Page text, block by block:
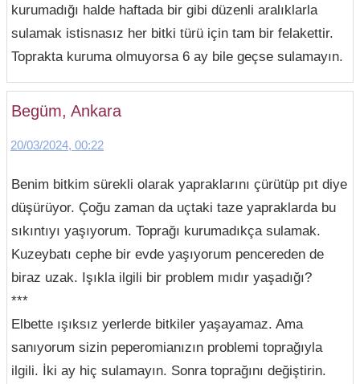
kurumadığı halde haftada bir gibi düzenli aralıklarla
sulamak istisnasız her bitki türü için tam bir felakettir.
Toprakta kuruma olmuyorsa 6 ay bile geçse sulamayın.
Begüm, Ankara
20/03/2024, 00:22
Benim bitkim sürekli olarak yapraklarını çürütüp pıt diye
düşürüyor. Çoğu zaman da uçtaki taze yapraklarda bu
sıkıntıyı yaşıyorum. Toprağı kurumadıkça sulamak.
Kuzeybatı cephe bir evde yaşıyorum pencereden de
biraz uzak. Işıkla ilgili bir problem mıdır yaşadığı?
***
Elbette ışıksız yerlerde bitkiler yaşayamaz. Ama
sanıyorum sizin peperomianızın problemi toprağıyla
ilgili. İki ay hiç sulamayın. Sonra toprağını değiştirin.